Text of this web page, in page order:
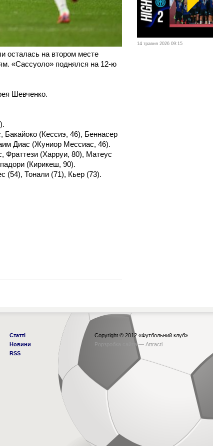
осталась на втором месте
«Сассуоло» поднялся на 12-ю
Шевченко.
(Кессиэ, 46), Беннасер
Диас (Жуниор Мессиас, 46).
Фраттези (Харруи, 80), Матеус
(Кирикеш, 90).
(54), Тонали (71), Кьер (73).
14 травня 2026 09:15
Статті
Новини
RSS
Copyright © 2012 «Футбольний клуб»
Рорзробка сайта — Attracti